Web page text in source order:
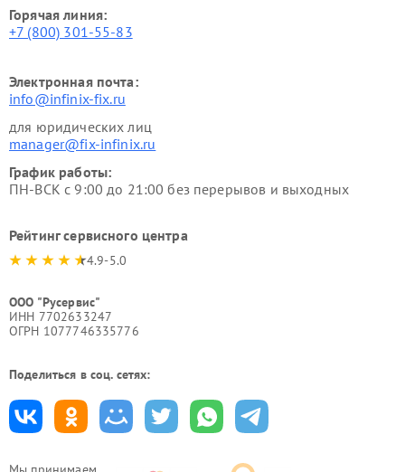
Горячая линия:
+7 (800) 301-55-83
Электронная почта:
info@infinix-fix.ru
для юридических лиц
manager@fix-infinix.ru
График работы:
ПН-ВСК с 9:00 до 21:00 без перерывов и выходных
Рейтинг сервисного центра
4.9-5.0
ООО "Русервис"
ИНН 7702633247
ОГРН 1077746335776
Поделиться в соц. сетях: